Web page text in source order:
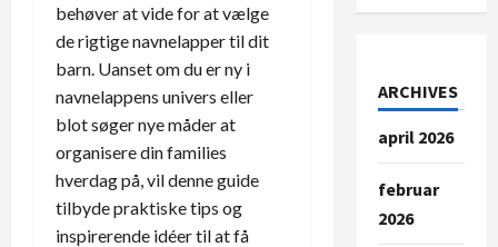
behøver at vide for at vælge
de rigtige navnelapper til dit
barn. Uanset om du er ny i
navnelappens univers eller
blot søger nye måder at
organisere din families
hverdag på, vil denne guide
tilbyde praktiske tips og
inspirerende idéer til at få
ARCHIVES
april 2026
februar
2026